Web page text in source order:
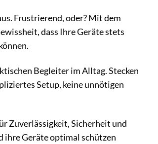
Frustrierend, oder? Mit dem
dass Ihre Geräte stets
Begleiter im Alltag. Stecken
Setup, keine unnötigen
Zuverlässigkeit, Sicherheit und
ihre Geräte optimal schützen